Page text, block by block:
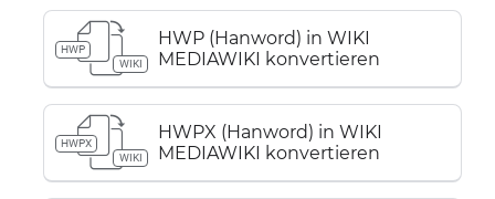
HWP
WIKI
HWP (Hanword) in WIKI
MEDIAWIKI konvertieren
HWPX
WIKI
HWPX (Hanword) in WIKI
MEDIAWIKI konvertieren